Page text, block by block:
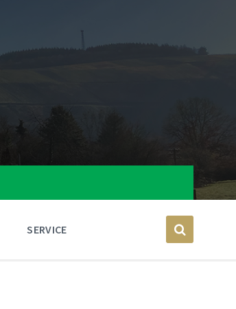
SERVICE